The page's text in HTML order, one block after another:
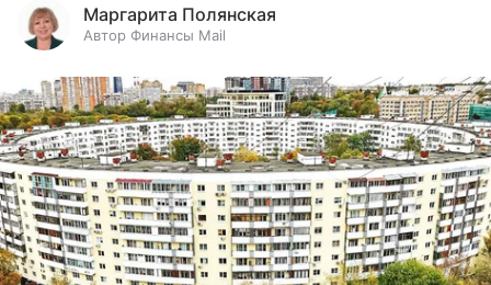
Маргарита Полянская
Автор Финансы Mail